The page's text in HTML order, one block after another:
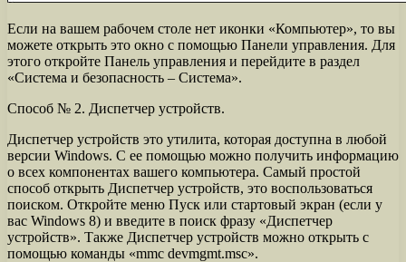
Если на вашем рабочем столе нет иконки «Компьютер», то вы
можете открыть это окно с помощью Панели управления. Для
этого откройте Панель управления и перейдите в раздел
«Система и безопасность – Система».
Способ № 2. Диспетчер устройств.
Диспетчер устройств это утилита, которая доступна в любой
версии Windows. С ее помощью можно получить информацию
о всех компонентах вашего компьютера. Самый простой
способ открыть Диспетчер устройств, это воспользоваться
поиском. Откройте меню Пуск или стартовый экран (если у
вас Windows 8) и введите в поиск фразу «Диспетчер
устройств». Также Диспетчер устройств можно открыть с
помощью команды «mmc devmgmt.msc».